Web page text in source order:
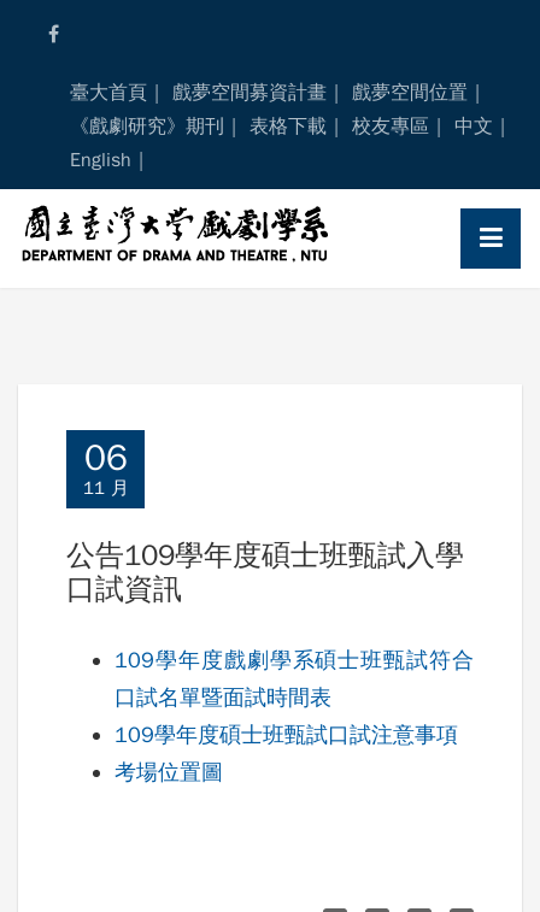
臺大首頁 戲夢空間募資計畫
戲夢空間位置
《戲劇研究》期刊
表格下載 校友專區
中文
English
06
11 月
公告109學年度碩士班甄試入學
口試資訊
109學年度戲劇學系碩士班甄試符合
口試名單暨面試時間表
109學年度碩士班甄試口試注意事項
考場位置圖